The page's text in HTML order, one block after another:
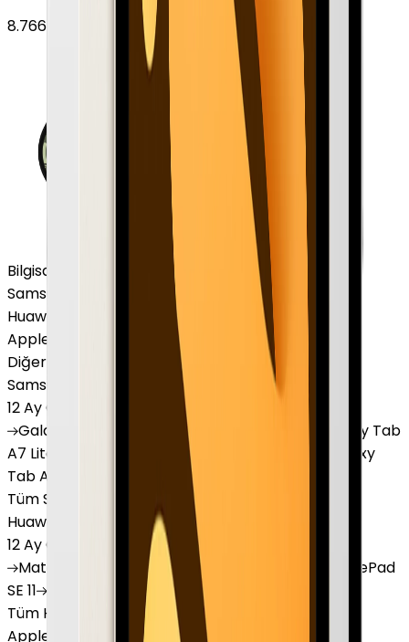
8.766 başlayan fiyatlar
Bilgisayar / Tablet
Samsung Tablet
Huawei Tablet
Apple Macbook
Diğer Markalar
Samsung Tablet
12 Ay Garanti
Galaxy
Galaxy Galaxy Tab
A7 Lite
Galaxy
Galaxy
Tab A11
Tüm Samsung Tablet'ler
Huawei Tablet
12 Ay Garanti
6 Taksit
MatePad
MatePad 11.5
MatePad
SE 11
Tüm Huawei Tablet'ler
Apple Macbook